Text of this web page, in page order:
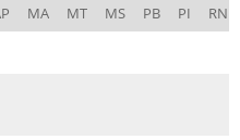
MA MT MS PB PI
RN